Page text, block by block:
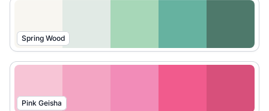
Spring Wood
Pink Geisha